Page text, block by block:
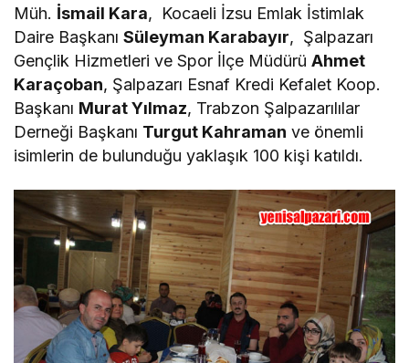
Müh. İsmail Kara, Kocaeli İzsu Emlak İstimlak
Daire BaşkanıSüleyman Karabayır, Şalpazarı
Gençlik Hizmetleri ve Spor İlçe MüdürüAhmet
Karaçoban, Şalpazarı Esnaf Kredi Kefalet Koop.
Başkanı Murat Yılmaz, Trabzon Şalpazarılılar
Derneği Başkanı Turgut Kahraman ve önemli
isimlerin de bulunduğu yaklaşık 100 kişi katıldı.